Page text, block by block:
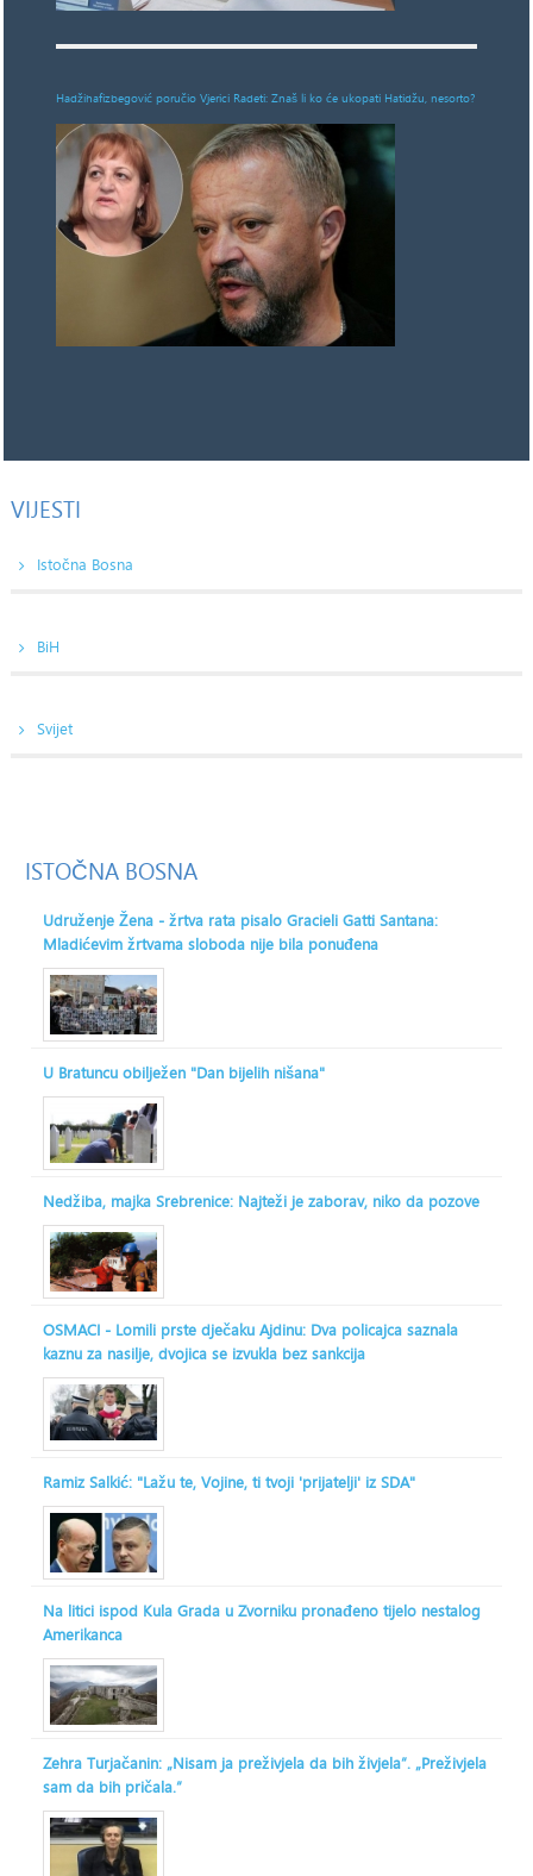
Hadžihafizbegović poručio Vjerici Radeti: Znaš li ko će ukopati Hatidžu, nesorto?
VIJESTI
Istočna Bosna
BiH
Svijet
ISTOČNA BOSNA
Udruženje Žena - žrtva rata pisalo Gracieli Gatti Santana:
Mladićevim žrtvama sloboda nije bila ponuđena
U Bratuncu obilježen "Dan bijelih nišana"
Nedžiba, majka Srebrenice: Najteži je zaborav, niko da pozove
OSMACI - Lomili prste dječaku Ajdinu: Dva policajca saznala
kaznu za nasilje, dvojica se izvukla bez sankcija
Ramiz Salkić: "Lažu te, Vojine, ti tvoji 'prijatelji' iz SDA"
Na litici ispod Kula Grada u Zvorniku pronađeno tijelo nestalog
Amerikanca
Zehra Turjačanin: „Nisam ja preživjela da bih živjela“. „Preživjela
sam da bih pričala.“